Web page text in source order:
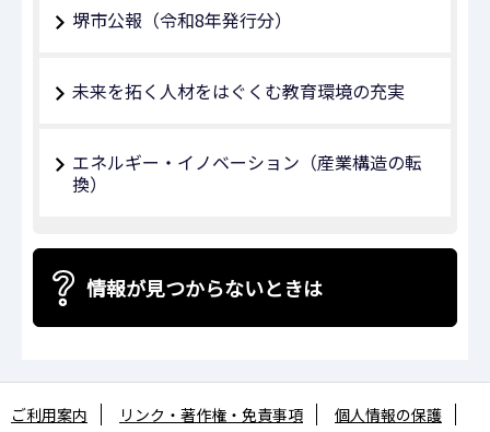
堺市公報（令和8年発行分）
未来を拓く人材をはぐくむ教育環境の充実
エネルギー・イノベーション（産業構造の転
換）
情報が見つからないときは
ご利用案内 リンク・著作権・免責事項
個人情報の保護